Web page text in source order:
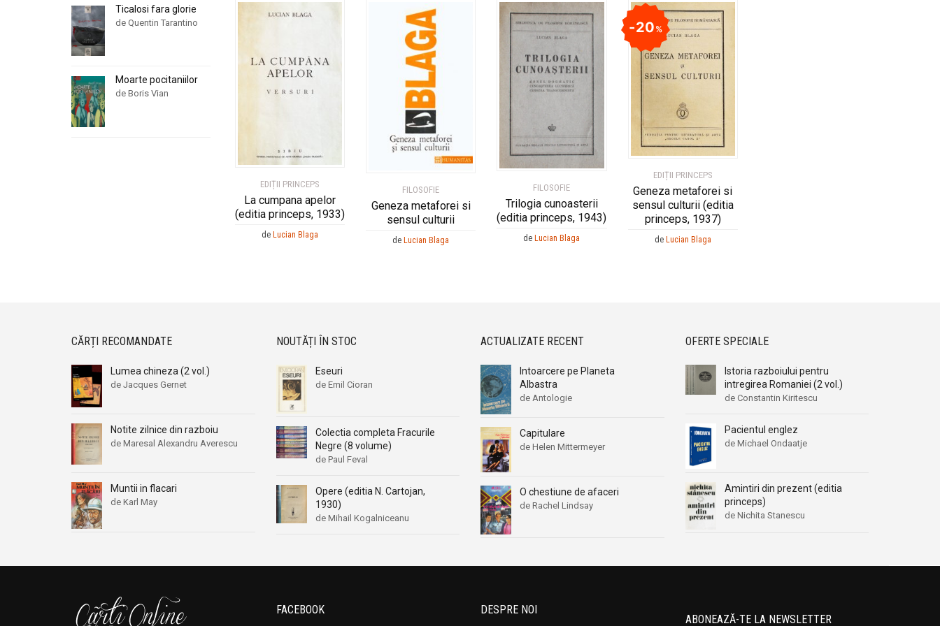
EDIȚII PRINCEPS
La cumpana apelor
(editia princeps, 1933)
de Lucian Blaga
FILOSOFIE
Geneza metaforei si
sensul culturii
deLucian Blaga
FILOSOFIE
Trilogia cunoasterii
(editia princeps, 1943)
de Lucian Blaga
EDIȚII PRINCEPS
Geneza metaforei si
sensul culturii (editia
princeps, 1937)
20%
de Lucian Blaga
Ticalosi fara glorie
de Quentin Tarantino
Moarte pocitaniilor
de Boris Vian
CĂRȚI RECOMANDATE
Lumea chineza (2 vol.)
de Jacques Gernet
Notite zilnice din razboiu
de Maresal Alexandru Averescu
Muntii in flacari
de Karl May
NOUTĂȚI ÎN STOC
Eseuri
de Emil Cioran
Colectia completa Fracurile
Negre (8 volume)
de Paul Feval
Opere (editia N. Cartojan,
1930)
de Mihail Kogalniceanu
ACTUALIZATE RECENT
Intoarcere pe Planeta
Albastra
de Antologie
Capitulare
de Helen Mittermeyer
O chestiune de afaceri
de Rachel Lindsay
OFERTE SPECIALE
Istoria razboiului pentru
intregirea Romaniei (2 vol.)
de Constantin Kiritescu
Pacientul englez
de Michael Ondaatje
Amintiri din prezent (editia
princeps)
de Nichita Stanescu
FACEBOOK DESPRE NOI
ABONEAZĂ-TE LA NEWSLETTER